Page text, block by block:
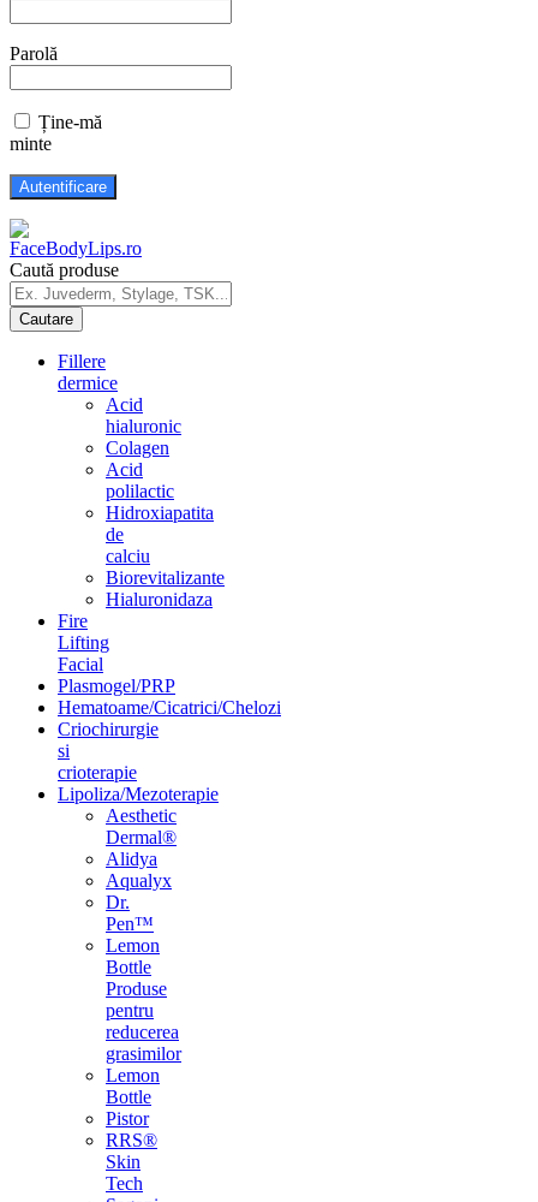
Parolă
Ține-mă
minte
Caută produse
Fillere
dermice
Acid
hialuronic
Colagen
Acid
polilactic
Hidroxiapatita
de
calciu
Biorevitalizante
Hialuronidaza
Fire
Lifting
Facial
Plasmogel/PRP
Hematoame/Cicatrici/Chelozi
Criochirurgie
si
crioterapie
Lipoliza/Mezoterapie
Aesthetic
Dermal®
Alidya
Aqualyx
Dr.
Pen™
Lemon
Bottle
Produse
pentru
reducerea
grasimilor
Lemon
Bottle
Pistor
RRS®
Skin
Tech